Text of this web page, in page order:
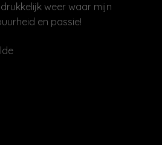
weer waar mijn
en passie!